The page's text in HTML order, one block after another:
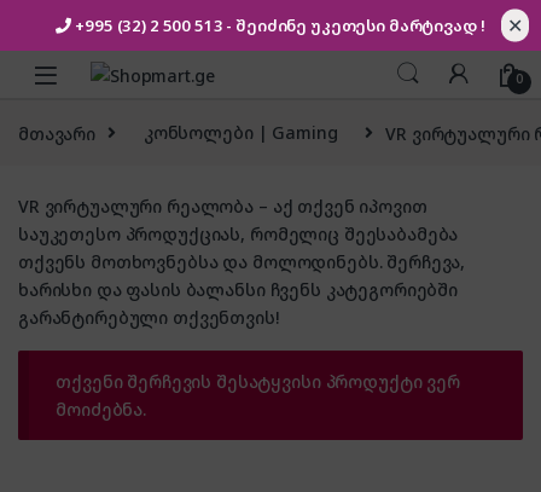
+995 (32) 2 500 513 - შეიძინე უკეთესი მარტივად ! ✕
Skip to navigation
Skip to content
0
მთავარი კონსოლები | Gaming VR ვირტუალური
VR ვირტუალური რეალობა – აქ თქვენ იპოვით
საუკეთესო პროდუქციას, რომელიც შეესაბამება
თქვენს მოთხოვნებსა და მოლოდინებს. შერჩევა,
ხარისხი და ფასის ბალანსი ჩვენს კატეგორიებში
გარანტირებული თქვენთვის!
თქვენი შერჩევის შესატყვისი პროდუქტი ვერ
მოიძებნა.